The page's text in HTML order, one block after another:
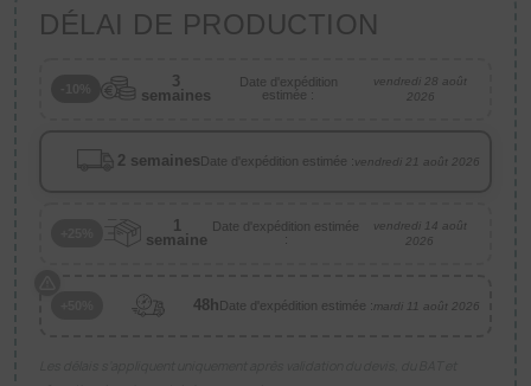
DÉLAI DE PRODUCTION
3
semaines
Date d'expédition
estimée :
vendredi 28 août
2026
2 semainesDate d'expédition estimée :vendredi 21 août 2026
1
semaine
Date d'expédition estimée
:
vendredi 14 août
2026
48hDate d'expédition estimée :mardi 11 août 2026